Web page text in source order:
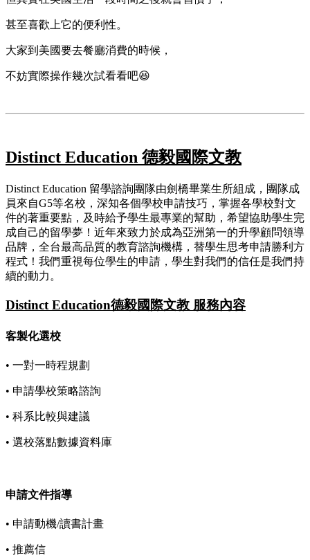
甚至喜歡上它的便利性。
大家到美國要去餐廳消費的時候，
不妨實際操作幾次試看看吧😆
Distinct Education 德毅國際文教
Distinct Education 留學諮詢團隊由劍橋畢業生所組成，團隊成
員來自G5等名校，深知各個學校申請技巧，掌握各學校對文
件的著重要點，及時給予學生最專業的幫助，希望協助學生完
成自己的留學夢！近年來致力於成為亞洲第一的升學顧問領導
品牌，全台最高品質的教育諮詢機構，替學生思考申請勝利方
程式！我們重視每位學生的申請，學生對我們的信任是我們持
續的動力。
Distinct Education德毅國際文教 服務內容
客製化選校
• 一對一時程規劃
• 申請學校策略諮詢
• 科系比較與建議
• 選校落點數據資料庫
申請文件指導
• 申請動機/讀書計畫
• 推薦信